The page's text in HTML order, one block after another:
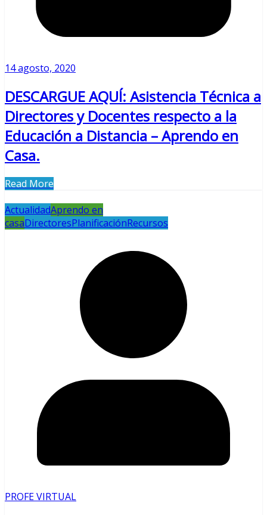
14 agosto, 2020
DESCARGUE AQUÍ: Asistencia Técnica a
Directores y Docentes respecto a la
Educación a Distancia – Aprendo en
Casa.
Read More
ActualidadAprendo en
casaDirectoresPlanificaciónRecursos
PROFE VIRTUAL